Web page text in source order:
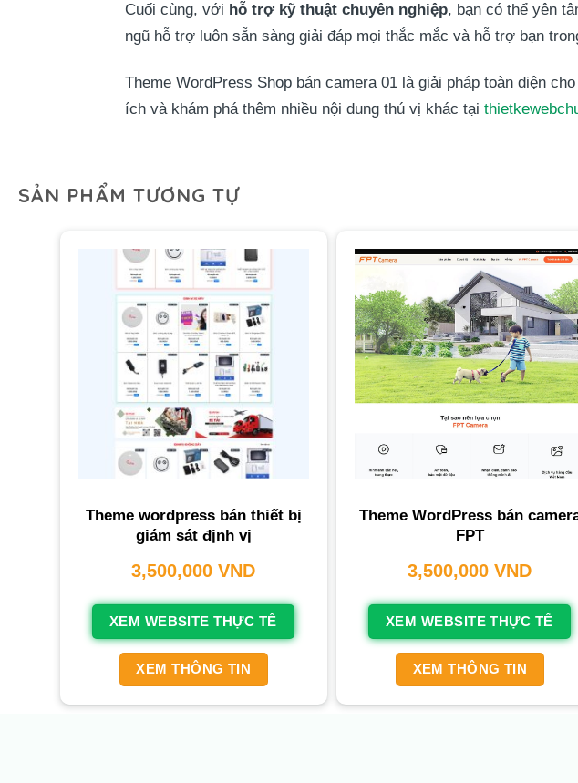
Cuối cùng, với hỗ trợ kỹ thuật chuyên nghiệp, bạn có thể yên
ngũ hỗ trợ luôn sẵn sàng giải đáp mọi thắc mắc và hỗ trợ bạn
Theme WordPress Shop bán camera 01 là giải pháp toàn diện
ích và khám phá thêm nhiều nội dung thú vị khác tại
SẢN PHẨM TƯƠNG TỰ
Theme wordpress bán thiết bị
giám sát định vị
3,500,000VND
XEM WEBSITE THỰC TẾ
XEM THÔNG TIN
Theme WordPress bán
FPT
3,500,000VND
XEM WEBSITE THỰC TẾ
XEM THÔNG TIN